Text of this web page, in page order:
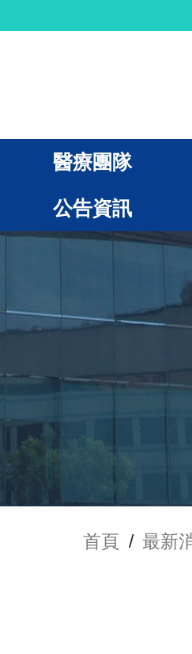
醫療團隊
公告資訊
首頁 / 最新